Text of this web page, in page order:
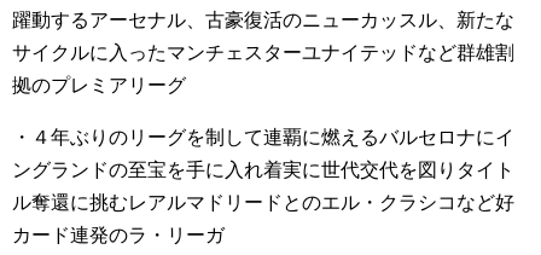
躍動するアーセナル、古豪復活のニューカッスル、新たな
サイクルに入ったマンチェスターユナイテッドなど群雄割
拠のプレミアリーグ
・４年ぶりのリーグを制して連覇に燃えるバルセロナにイ
ングランドの至宝を手に入れ着実に世代交代を図りタイト
ル奪還に挑むレアルマドリードとのエル・クラシコなど好
カード連発のラ・リーガ